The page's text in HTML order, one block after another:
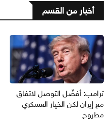
أخبار من القسم
ترامب: أفضّل التوصل لاتفاق
مع إيران لكن الخيار العسكري
مطروح